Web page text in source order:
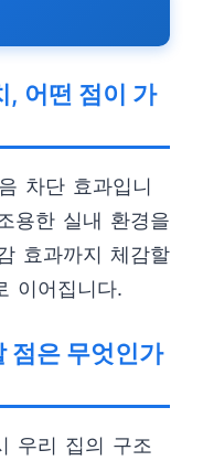
, 어떤 점이 가
차단 효과입니
용한 실내 환경을
효과까지 체감할
이어집니다.
점은 무엇인가
우리 집의 구조